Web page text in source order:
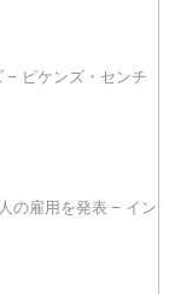
– ピケンズ・センチ
の雇用を発表 – イン